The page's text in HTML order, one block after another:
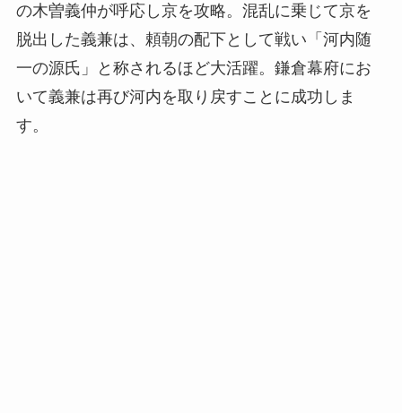
の木曽義仲が呼応し京を攻略。混乱に乗じて京を
脱出した義兼は、頼朝の配下として戦い「河内随
一の源氏」と称されるほど大活躍。鎌倉幕府にお
いて義兼は再び河内を取り戻すことに成功しま
す。